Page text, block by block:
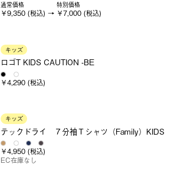
通常価格
￥9,350 (税込)
特別価格
￥7,000 (税込)
キッズ
ロゴT KIDS CAUTION -BE
￥4,290 (税込)
キッズ
テックドライ ７分袖Ｔシャツ（Family）KIDS
￥4,950 (税込)
EC在庫なし